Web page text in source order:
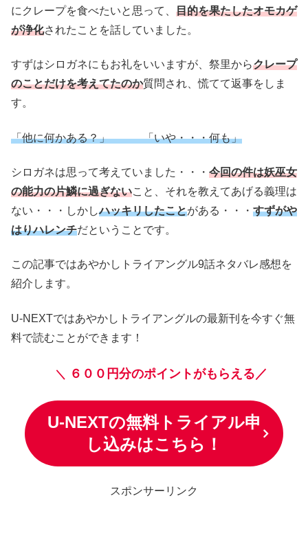
にクレープを食べたいと思って、 目的を果たしたオモカゲ
が浄化されたことを話していました。
すずはシロガネにもお礼をいいますが、祭里からクレープ
のことだけを考えてたのか質問され、慌てて返事をしま
す。
「他に何かある？」 「いや・・・何も」
シロガネは思って考えていました・・・ 今回の件は妖巫女
の能力の片鱗に過ぎないこと、それを教えてあげる義理は
ない・・・しかしハッキリしたことがある・・・ すずがや
はりハレンチだということです。
この記事ではあやかしトライアングル9話ネタバレ感想を
紹介します。
U-NEXTではあやかしトライアングルの最新刊を今すぐ無
料で読むことができます！
＼ ６００円分のポイントがもらえる／
U-NEXTの無料トライアル申
し込みはこちら！
スポンサーリンク